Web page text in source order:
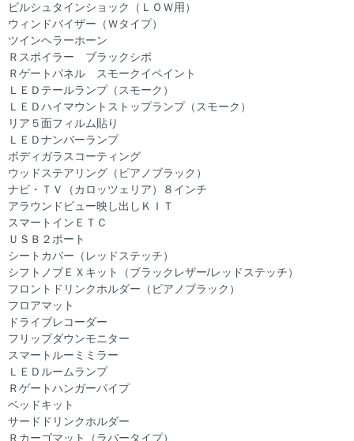
ビルシュタインショック（ＬＯＷ用）
ウィンドバイザー（Ｗタイプ）
ツインヘラーホーン
Ｒスポイラー ブラックシボ
Ｒゲートパネル スモークイペイント
ＬＥＤテールランプ（スモーク）
ＬＥＤハイマウントストップランプ（スモーク）
リア５面フィルム貼り
ＬＥＤナンバーランプ
ボディガラスコーティング
ウッドステアリング（ピアノブラック）
ナビ・ＴＶ（カロッツェリア）８インチ
アラウンドビュー映し出しＫＩＴ
スマートインＥＴＣ
ＵＳＢ２ポート
シートカバー（レッドステッチ）
シフトノブＥＸキット（ブラックレザー/レッドステッチ）
フロントドリンクホルダー（ピアノブラック）
フロアマット
ドライブレコーダー
フリップダウンモニター
スマートルーミミラー
ＬＥＤルームランプ
Ｒゲートハンガーパイプ
ベッドキット
サードドリンクホルダー
Ｒカーゴマット（ラバータイプ）